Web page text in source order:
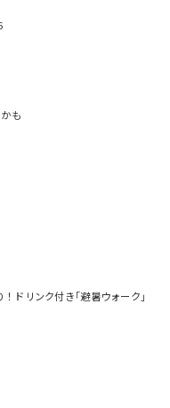
も
ドリンク付き｢避暑ウォーク｣